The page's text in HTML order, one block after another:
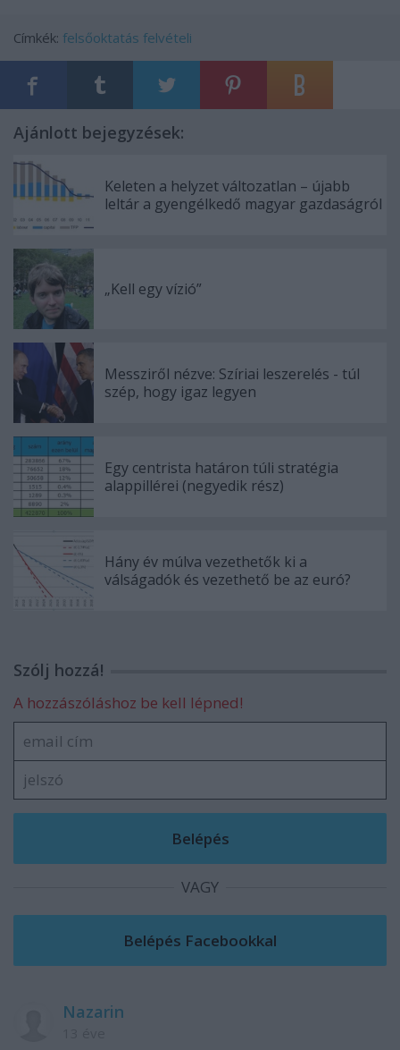
Címkék: felsőoktatás felvételi
Ajánlott bejegyzések:
Keleten a helyzet változatlan – újabb
leltár a gyengélkedő magyar gazdaságról
„Kell egy vízió”
Messziről nézve: Szíriai leszerelés - túl
szép, hogy igaz legyen
Egy centrista határon túli stratégia
alappillérei (negyedik rész)
Hány év múlva vezethetők ki a
válságadók és vezethető be az euró?
Szólj hozzá!
A hozzászóláshoz be kell lépned!
VAGY
Nazarin